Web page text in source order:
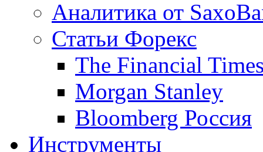
Аналитика от
Статьи Форекс
The Financial
Morgan Stanley
Bloomberg Россия
Инструменты